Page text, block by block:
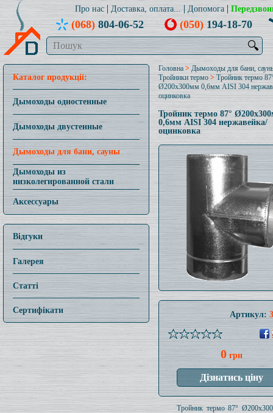
Про нас Доставка, оплата... Допомога
(068)804-06-52 (050)194-18-70
🔍
Каталог продукції:
Дымоходы одностенные
Дымоходы двустенные
Дымоходы для бани, сауны
Дымоходы из
низколегированной стали
Аксессуары
Відгуки
Галерея
Статті
Сертифікати
Головна > Дымоходы для бани,
Тройники термо>Тройник термо
Ø200x300мм 0,6мм AISI 304
оцинковка
Тройник термо 87°
0,6мм AISI 304 нержавейка/
оцинковка
Артикул:
0 грн
Тройник термо 87°